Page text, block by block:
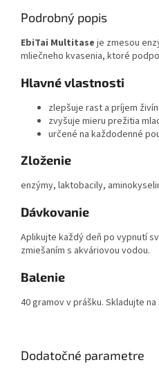
Podrobný popis
EbiTai Multitase je zmesou
mliečneho kvasenia, ktoré
Hlavné vlastnosti
zlepšuje rast a príjem živín
zvyšuje mieru prežitia
určené na každodenné
Zloženie
enzýmy, laktobacily,
Dávkovanie
Aplikujte každý deň po vypnutí
zmiešaním s akváriovou vodou.
Balenie
40 gramov v prášku. Skladujte
Dodatočné parametre